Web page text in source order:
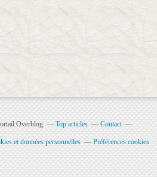
Overblog Top articles Contact
et données personnelles Préférences cookies